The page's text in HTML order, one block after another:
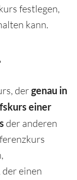
festlegen,
kann.
dergenau in
einer
der anderen
einen